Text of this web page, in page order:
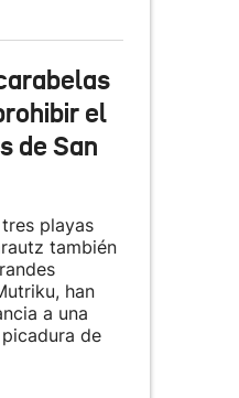
el
de San
playas
también
han
a una
de